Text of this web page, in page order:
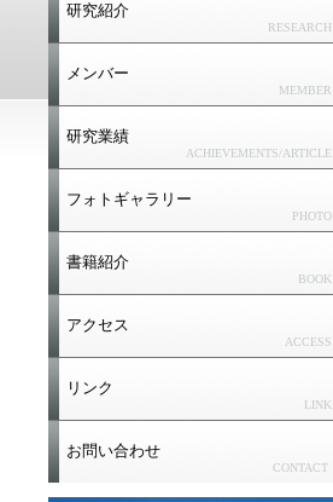
研究紹介
RESEARCH
メンバー
MEMBER
研究業績
ACHIEVEMENTS/ARTICLE
フォトギャラリー
PHOTO
書籍紹介
BOOK
アクセス
ACCESS
リンク
LINK
お問い合わせ
CONTACT